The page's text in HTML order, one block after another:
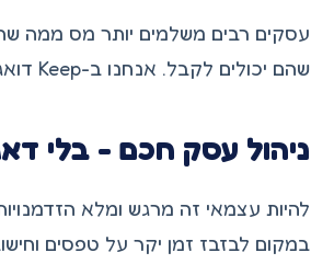
עסקים רבים משלמים יותר מס ממה
שהם יכולים לקבל. אנחנו ב-Keep דואגים שתשלמו בדיוק כמה שצריך - ולא שקל אחד יותר.
ניהול עסק חכם - בלי
להיות עצמאי זה מרגש ומלא
במקום לבזבז זמן יקר על טפסים